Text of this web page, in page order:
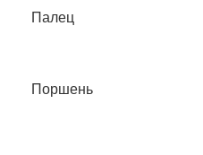
Палец
Поршень